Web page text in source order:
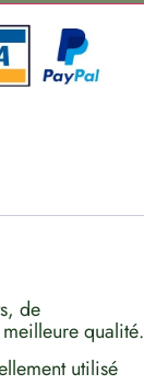
de
qualité.
utilisé